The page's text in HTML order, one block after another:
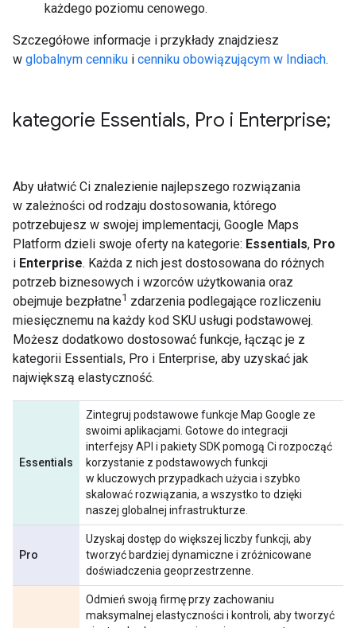
każdego poziomu cenowego.
Szczegółowe informacje i przykłady znajdziesz
w globalnym cenniku i cenniku obowiązującym w Indiach.
kategorie Essentials, Pro i Enterprise;
Aby ułatwić Ci znalezienie najlepszego rozwiązania
w zależności od rodzaju dostosowania, którego
potrzebujesz w swojej implementacji, Google Maps
Platform dzieli swoje oferty na kategorie: Essentials, Pro
i Enterprise. Każda z nich jest dostosowana do różnych
potrzeb biznesowych i wzorców użytkowania oraz
obejmuje bezpłatne1 zdarzenia podlegające rozliczeniu
miesięcznemu na każdy kod SKU usługi podstawowej.
Możesz dodatkowo dostosować funkcje, łącząc je z
kategorii Essentials, Pro i Enterprise, aby uzyskać jak
największą elastyczność.
Essentials
Zintegruj podstawowe funkcje Map Google ze
swoimi aplikacjami. Gotowe do integracji
interfejsy API i pakiety SDK pomogą Ci rozpocząć
korzystanie z podstawowych funkcji
w kluczowych przypadkach użycia i szybko
skalować rozwiązania, a wszystko to dzięki
naszej globalnej infrastrukturze.
Pro
Uzyskaj dostęp do większej liczby funkcji, aby
tworzyć bardziej dynamiczne i zróżnicowane
doświadczenia geoprzestrzenne.
Odmień swoją firmę przy zachowaniu
maksymalnej elastyczności i kontroli, aby tworzyć